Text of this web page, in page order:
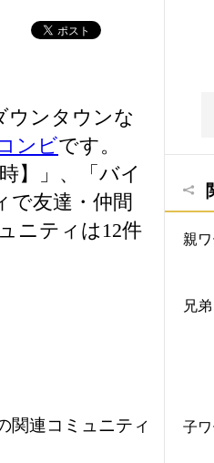
ウンタウンな
ンビです。
】」、「バイ
で友達・仲間
ニティは12件
関連コミュニティ
親
兄
子